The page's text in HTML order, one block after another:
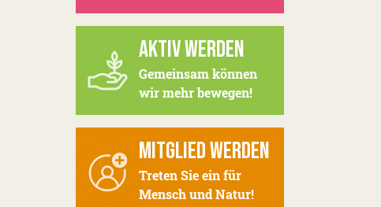
AKTIV WERDEN
Gemeinsam können
wir mehr bewegen!
MITGLIED WERDEN
Treten Sie ein für
Mensch und Natur!